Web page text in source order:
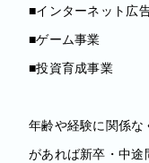
■インターネット広
■ゲーム事業
■投資育成事業
年齢や経験に関係
があれば新卒・中途